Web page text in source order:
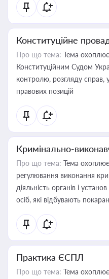
Конституційне
Про що тема: Тема
Конституційним Судом
контролю, розгляду справ,
правових позицій
Кримінально-
Про що тема: Тема охоплює
регулювання виконання
діяльність органів і
осіб, які відбувають
Практика ЄСПЛ
Про що тема: Тема охоплює